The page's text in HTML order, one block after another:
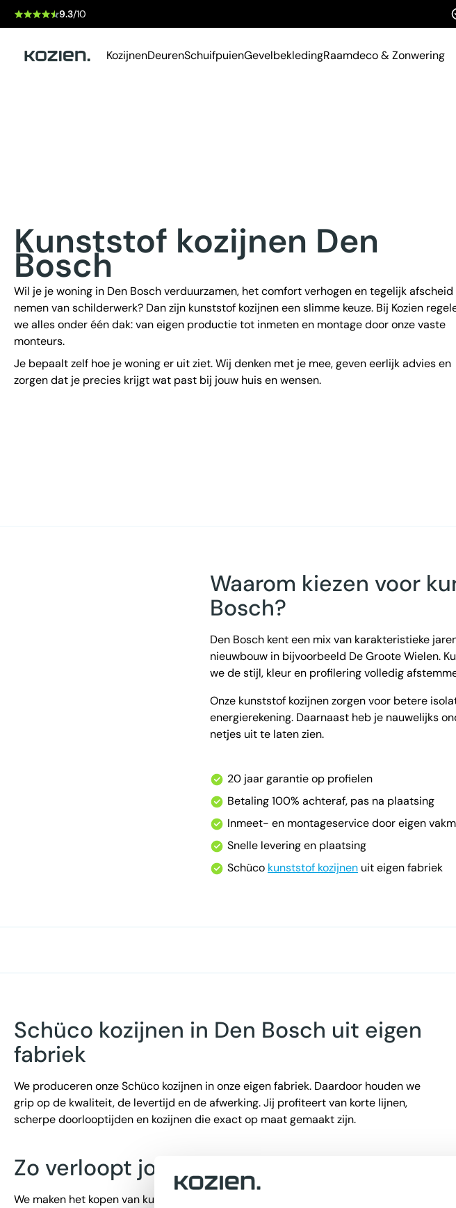
9.3/10
KozijnenDeurenSchuifpuienGevelbekledingRaamdeco & Zonwering
Kunststof kozijnen Den
Bosch
Wil je je woning in Den Bosch verduurzamen, het comfort verhogen en tegelijk afscheid
nemen van schilderwerk? Dan zijn kunststof kozijnen een slimme keuze. Bij Kozien
we alles onder één dak: van eigen productie tot inmeten en montage door onze vaste
monteurs.
Je bepaalt zelf hoe je woning er uit ziet. Wij denken met je mee, geven eerlijk advies en
zorgen dat je precies krijgt wat past bij jouw huis en wensen.
Waarom kiezen voor
Bosch?
Den Bosch kent een mix van karakteristieke
nieuwbouw in bijvoorbeeld De Groote Wielen.
we de stijl, kleur en profilering volledig
Onze kunststof kozijnen zorgen voor betere
energierekening. Daarnaast heb je nauwelijks
netjes uit te laten zien.
20 jaar garantie op profielen
Betaling 100% achteraf, pas na plaatsing
Inmeet- en montageservice door eigen
Snelle levering en plaatsing
Schüco kunststof kozijnen uit eigen fabriek
Schüco kozijnen in Den Bosch uit eigen
fabriek
We produceren onze Schüco kozijnen in onze eigen fabriek. Daardoor houden we
grip op de kwaliteit, de levertijd en de afwerking. Jij profiteert van korte lijnen,
scherpe doorlooptijden en kozijnen die exact op maat gemaakt zijn.
Zo verloopt jouw traject bij Kozien
We maken het kopen van kunststof kozijnen in Den Bosch zo eenvoudig mogelijk. Via